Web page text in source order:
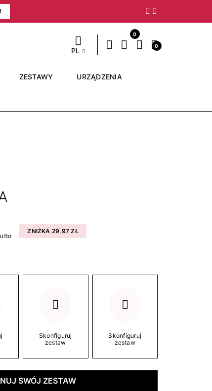
Następny
PL
0
0
ZESTAWY URZĄDZENIA
ZNIŻKA 29,97 ZŁ
Skonfiguruj
zestaw
Skonfiguruj
zestaw
SWÓJ ZESTAW